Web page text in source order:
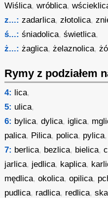
Wiślica,wróblica,
z...: zadarlica,złotolica,
ś...: śniadolica,świetlica,
ż...: żaglica,żelaznolica,
Rymy z podziałem
4: lica,
5: ulica,
6: bylica,dylica, iglica,
palica, Pilica, polica, pylica
7: berlica, bezlica, bielica,
jarlica, jedlica, kaplica,
mędlica,okolica,opilica,
pudlica, radlica, redlica,